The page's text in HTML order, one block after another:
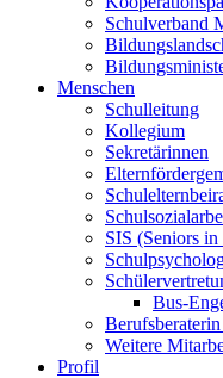
Schulverband
Menschen
Schulleitung
Kollegium
Sekretärinnen
SIS (Seniors
Bus-
Weitere
Profil